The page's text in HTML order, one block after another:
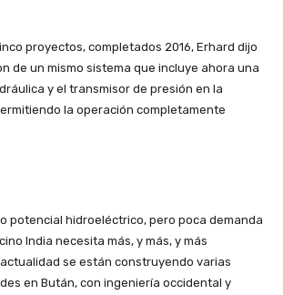
proyectos, completados 2016, Erhard dijo
de un mismo sistema que incluye ahora una
y el transmisor de presión en la
la operación completamente
potencial hidroeléctrico, pero poca demanda
India necesita más, y más, y más
se están construyendo varias
en Bután, con ingeniería occidental y